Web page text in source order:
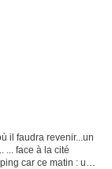
il faudra revenir...un
... face à la cité
car ce matin : un